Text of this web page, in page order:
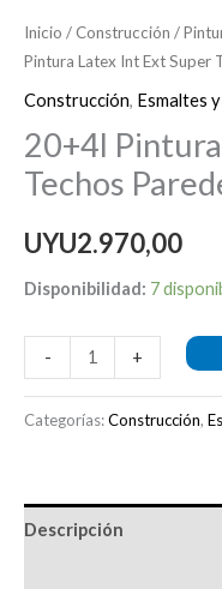
Inicio / Construcción /
Pintura Latex Int Ext Super
Construcción, Esmaltes
20+4l
Techos
UYU2.970,00
Disponibilidad: 7
- +
Categorías:Construcción,
Descripción